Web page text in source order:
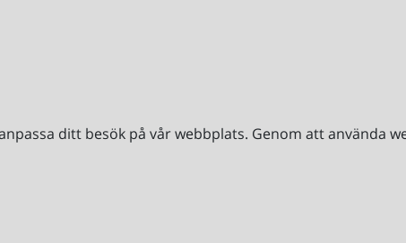
ditt besök på vår webbplats. Genom att använda